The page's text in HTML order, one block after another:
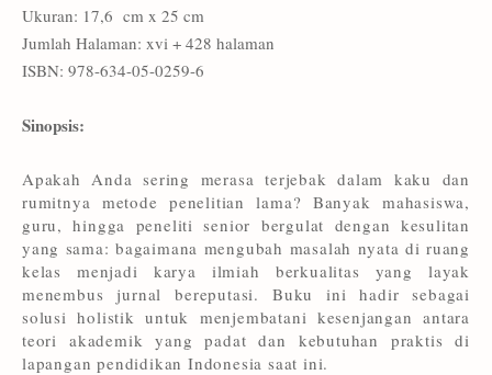
Ukuran: 17,6 cm x 25 cm
Jumlah Halaman: xvi + 428 halaman
ISBN: 978-634-05-0259-6
Sinopsis:
Apakah Anda sering merasa terjebak dalam kaku dan
rumitnya metode penelitian lama? Banyak mahasiswa,
guru, hingga peneliti senior bergulat dengan kesulitan
yang sama: bagaimana mengubah masalah nyata di ruang
kelas menjadi karya ilmiah berkualitas yang layak
menembus jurnal bereputasi. Buku ini hadir sebagai
solusi holistik untuk menjembatani kesenjangan antara
teori akademik yang padat dan kebutuhan praktis di
lapangan pendidikan Indonesia saat ini.